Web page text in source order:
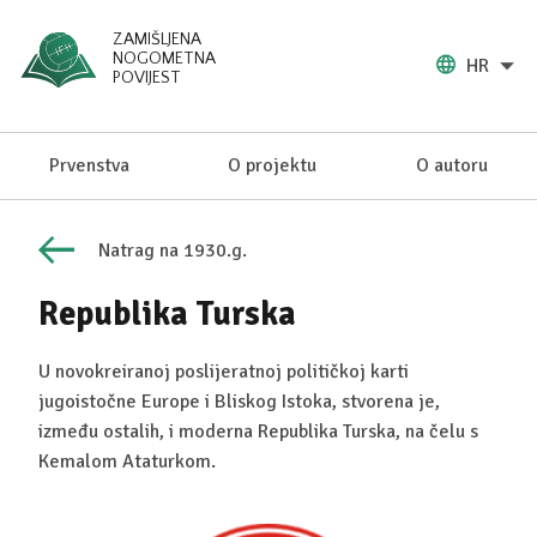
ZAMIŠLJENA
NOGOMETNA
POVIJEST
HR
Prvenstva O projektu O autoru
Natrag na 1930.g.
Republika Turska
U novokreiranoj poslijeratnoj političkoj karti
jugoistočne Europe i Bliskog Istoka, stvorena je,
između ostalih, i moderna Republika Turska, na čelu s
Kemalom Ataturkom.